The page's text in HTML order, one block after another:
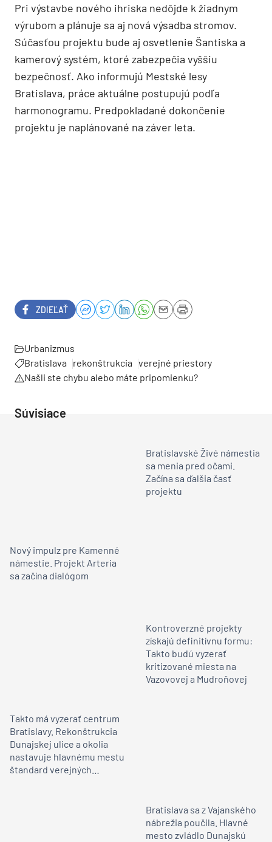
Pri výstavbe nového ihriska nedôjde k žiadnym
výrubom a plánuje sa aj nová výsadba stromov.
Súčasťou projektu bude aj osvetlenie Šantiska a
kamerový systém, ktoré zabezpečia vyššiu
bezpečnosť. Ako informujú Mestské lesy
Bratislava, práce aktuálne postupujú podľa
harmonogramu. Predpokladané dokončenie
projektu je naplánované na záver leta.
ZDIEĽAŤ
Urbanizmus
Bratislava
rekonštrukcia verejné priestory
Našli ste chybu alebo máte pripomienku?
Súvisiace
Bratislavské Živé námestia
sa menia pred očami.
Začína sa ďalšia časť
projektu
Nový impulz pre Kamenné
námestie. Projekt Arteria
sa začína dialógom
Kontroverzné projekty
získajú definitívnu formu:
Takto budú vyzerať
kritizované miesta na
Vazovovej a Mudroňovej
Takto má vyzerať centrum
Bratislavy. Rekonštrukcia
Dunajskej ulice a okolia
nastavuje hlavnému mestu
štandard verejných
Bratislava sa z Vajanského
nábrežia poučila. Hlavné
mesto zvládlo Dunajskú